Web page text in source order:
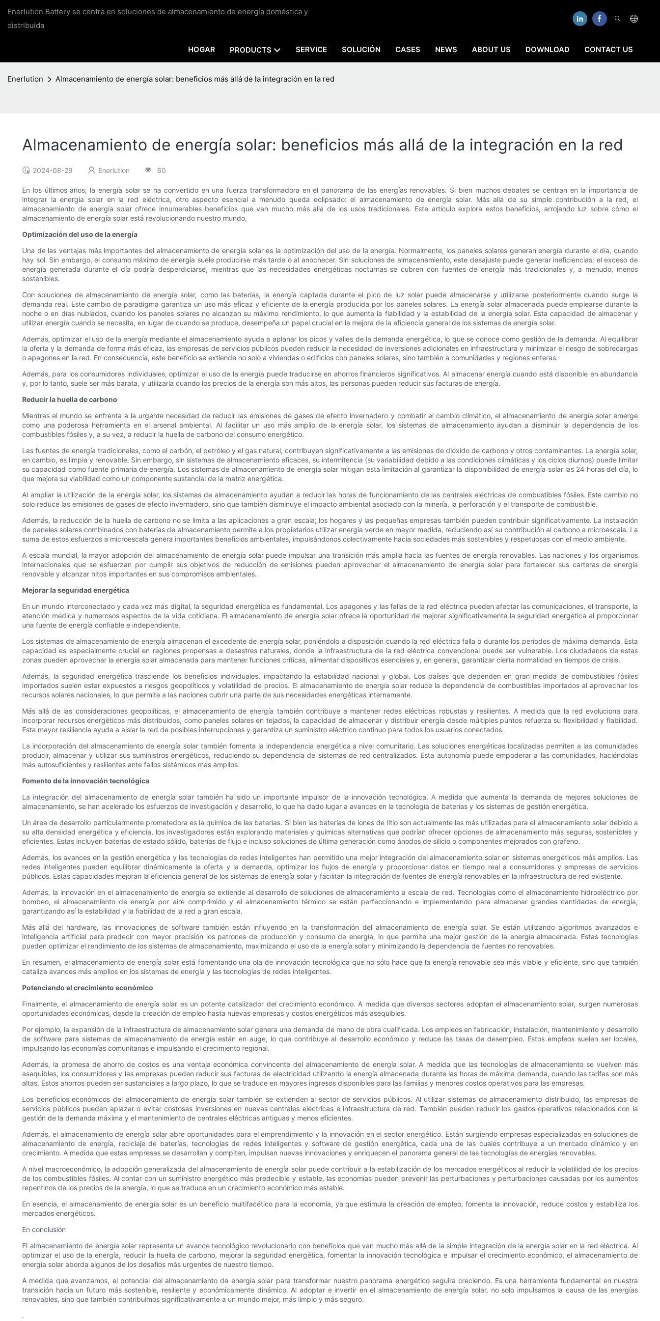
Enerlution Battery se centra en soluciones de almacenamiento de energía doméstica y
distribuida
HOGAR PRODUCTS SERVICE SOLUCIÓN CASES NEWS ABOUT US DOWNLOAD CONTACT US
Enerlution Almacenamiento de energía solar: beneficios más allá de la integración en la red
Almacenamiento de energía solar: beneficios más allá de la integración en la red
2024-08-29 Enerlution 60
En los últimos años, la energía solar se ha convertido en una fuerza transformadora en el panorama de las energías renovables. Si bien muchos debates se centran en la importancia de
integrar la energía solar en la red eléctrica, otro aspecto esencial a menudo queda eclipsado: el almacenamiento de energía solar. Más allá de su simple contribución a la red, el
almacenamiento de energía solar ofrece innumerables beneficios que van mucho más allá de los usos tradicionales. Este artículo explora estos beneficios, arrojando luz sobre cómo el
almacenamiento de energía solar está revolucionando nuestro mundo.
Optimización del uso de la energía
Una de las ventajas más importantes del almacenamiento de energía solar es la optimización del uso de la energía. Normalmente, los paneles solares generan energía durante el día, cuando
hay sol. Sin embargo, el consumo máximo de energía suele producirse más tarde o al anochecer. Sin soluciones de almacenamiento, este desajuste puede generar ineficiencias: el exceso de
energía generada durante el día podría desperdiciarse, mientras que las necesidades energéticas nocturnas se cubren con fuentes de energía más tradicionales y, a menudo, menos
sostenibles.
Con soluciones de almacenamiento de energía solar, como las baterías, la energía captada durante el pico de luz solar puede almacenarse y utilizarse posteriormente cuando surge la
demanda real. Este cambio de paradigma garantiza un uso más eficaz y eficiente de la energía producida por los paneles solares. La energía solar almacenada puede emplearse durante la
noche o en días nublados, cuando los paneles solares no alcanzan su máximo rendimiento, lo que aumenta la fiabilidad y la estabilidad de la energía solar. Esta capacidad de almacenar y
utilizar energía cuando se necesita, en lugar de cuando se produce, desempeña un papel crucial en la mejora de la eficiencia general de los sistemas de energía solar.
Además, optimizar el uso de la energía mediante el almacenamiento ayuda a aplanar los picos y valles de la demanda energética, lo que se conoce como gestión de la demanda. Al equilibrar
la oferta y la demanda de forma más eficaz, las empresas de servicios públicos pueden reducir la necesidad de inversiones adicionales en infraestructura y minimizar el riesgo de sobrecargas
o apagones en la red. En consecuencia, este beneficio se extiende no solo a viviendas o edificios con paneles solares, sino también a comunidades y regiones enteras.
Además, para los consumidores individuales, optimizar el uso de la energía puede traducirse en ahorros financieros significativos. Al almacenar energía cuando está disponible en abundancia
y, por lo tanto, suele ser más barata, y utilizarla cuando los precios de la energía son más altos, las personas pueden reducir sus facturas de energía.
Reducir la huella de carbono
Mientras el mundo se enfrenta a la urgente necesidad de reducir las emisiones de gases de efecto invernadero y combatir el cambio climático, el almacenamiento de energía solar emerge
como una poderosa herramienta en el arsenal ambiental. Al facilitar un uso más amplio de la energía solar, los sistemas de almacenamiento ayudan a disminuir la dependencia de los
combustibles fósiles y, a su vez, a reducir la huella de carbono del consumo energético.
Las fuentes de energía tradicionales, como el carbón, el petróleo y el gas natural, contribuyen significativamente a las emisiones de dióxido de carbono y otros contaminantes. La energía solar,
en cambio, es limpia y renovable. Sin embargo, sin sistemas de almacenamiento eficaces, su intermitencia (su variabilidad debido a las condiciones climáticas y los ciclos diurnos) puede limitar
su capacidad como fuente primaria de energía. Los sistemas de almacenamiento de energía solar mitigan esta limitación al garantizar la disponibilidad de energía solar las 24 horas del día, lo
que mejora su viabilidad como un componente sustancial de la matriz energética.
Al ampliar la utilización de la energía solar, los sistemas de almacenamiento ayudan a reducir las horas de funcionamiento de las centrales eléctricas de combustibles fósiles. Este cambio no
solo reduce las emisiones de gases de efecto invernadero, sino que también disminuye el impacto ambiental asociado con la minería, la perforación y el transporte de combustible.
Además, la reducción de la huella de carbono no se limita a las aplicaciones a gran escala; los hogares y las pequeñas empresas también pueden contribuir significativamente. La instalación
de paneles solares combinados con baterías de almacenamiento permite a los propietarios utilizar energía verde en mayor medida, reduciendo así su contribución al carbono a microescala. La
suma de estos esfuerzos a microescala genera importantes beneficios ambientales, impulsándonos colectivamente hacia sociedades más sostenibles y respetuosas con el medio ambiente.
A escala mundial, la mayor adopción del almacenamiento de energía solar puede impulsar una transición más amplia hacia las fuentes de energía renovables. Las naciones y los organismos
internacionales que se esfuerzan por cumplir sus objetivos de reducción de emisiones pueden aprovechar el almacenamiento de energía solar para fortalecer sus carteras de energía
renovable y alcanzar hitos importantes en sus compromisos ambientales.
Mejorar la seguridad energética
En un mundo interconectado y cada vez más digital, la seguridad energética es fundamental. Los apagones y las fallas de la red eléctrica pueden afectar las comunicaciones, el transporte, la
atención médica y numerosos aspectos de la vida cotidiana. El almacenamiento de energía solar ofrece la oportunidad de mejorar significativamente la seguridad energética al proporcionar
una fuente de energía confiable e independiente.
Los sistemas de almacenamiento de energía almacenan el excedente de energía solar, poniéndolo a disposición cuando la red eléctrica falla o durante los períodos de máxima demanda. Esta
capacidad es especialmente crucial en regiones propensas a desastres naturales, donde la infraestructura de la red eléctrica convencional puede ser vulnerable. Los ciudadanos de estas
zonas pueden aprovechar la energía solar almacenada para mantener funciones críticas, alimentar dispositivos esenciales y, en general, garantizar cierta normalidad en tiempos de crisis.
Además, la seguridad energética trasciende los beneficios individuales, impactando la estabilidad nacional y global. Los países que dependen en gran medida de combustibles fósiles
importados suelen estar expuestos a riesgos geopolíticos y volatilidad de precios. El almacenamiento de energía solar reduce la dependencia de combustibles importados al aprovechar los
recursos solares nacionales, lo que permite a las naciones cubrir una parte de sus necesidades energéticas internamente.
Más allá de las consideraciones geopolíticas, el almacenamiento de energía también contribuye a mantener redes eléctricas robustas y resilientes. A medida que la red evoluciona para
incorporar recursos energéticos más distribuidos, como paneles solares en tejados, la capacidad de almacenar y distribuir energía desde múltiples puntos refuerza su flexibilidad y fiabilidad.
Esta mayor resiliencia ayuda a aislar la red de posibles interrupciones y garantiza un suministro eléctrico continuo para todos los usuarios conectados.
La incorporación del almacenamiento de energía solar también fomenta la independencia energética a nivel comunitario. Las soluciones energéticas localizadas permiten a las comunidades
producir, almacenar y utilizar sus suministros energéticos, reduciendo su dependencia de sistemas de red centralizados. Esta autonomía puede empoderar a las comunidades, haciéndolas
más autosuficientes y resilientes ante fallos sistémicos más amplios.
Fomento de la innovación tecnológica
La integración del almacenamiento de energía solar también ha sido un importante impulsor de la innovación tecnológica. A medida que aumenta la demanda de mejores soluciones de
almacenamiento, se han acelerado los esfuerzos de investigación y desarrollo, lo que ha dado lugar a avances en la tecnología de baterías y los sistemas de gestión energética.
Un área de desarrollo particularmente prometedora es la química de las baterías. Si bien las baterías de iones de litio son actualmente las más utilizadas para el almacenamiento solar debido a
su alta densidad energética y eficiencia, los investigadores están explorando materiales y químicas alternativas que podrían ofrecer opciones de almacenamiento más seguras, sostenibles y
eficientes. Estas incluyen baterías de estado sólido, baterías de flujo e incluso soluciones de última generación como ánodos de silicio o componentes mejorados con grafeno.
Además, los avances en la gestión energética y las tecnologías de redes inteligentes han permitido una mejor integración del almacenamiento solar en sistemas energéticos más amplios. Las
redes inteligentes pueden equilibrar dinámicamente la oferta y la demanda, optimizar los flujos de energía y proporcionar datos en tiempo real a consumidores y empresas de servicios
públicos. Estas capacidades mejoran la eficiencia general de los sistemas de energía solar y facilitan la integración de fuentes de energía renovables en la infraestructura de red existente.
Además, la innovación en el almacenamiento de energía se extiende al desarrollo de soluciones de almacenamiento a escala de red. Tecnologías como el almacenamiento hidroeléctrico por
bombeo, el almacenamiento de energía por aire comprimido y el almacenamiento térmico se están perfeccionando e implementando para almacenar grandes cantidades de energía,
garantizando así la estabilidad y la fiabilidad de la red a gran escala.
Más allá del hardware, las innovaciones de software también están influyendo en la transformación del almacenamiento de energía solar. Se están utilizando algoritmos avanzados e
inteligencia artificial para predecir con mayor precisión los patrones de producción y consumo de energía, lo que permite una mejor gestión de la energía almacenada. Estas tecnologías
pueden optimizar el rendimiento de los sistemas de almacenamiento, maximizando el uso de la energía solar y minimizando la dependencia de fuentes no renovables.
En resumen, el almacenamiento de energía solar está fomentando una ola de innovación tecnológica que no sólo hace que la energía renovable sea más viable y eficiente, sino que también
cataliza avances más amplios en los sistemas de energía y las tecnologías de redes inteligentes.
Potenciando el crecimiento económico
Finalmente, el almacenamiento de energía solar es un potente catalizador del crecimiento económico. A medida que diversos sectores adoptan el almacenamiento solar, surgen numerosas
oportunidades económicas, desde la creación de empleo hasta nuevas empresas y costos energéticos más asequibles.
Por ejemplo, la expansión de la infraestructura de almacenamiento solar genera una demanda de mano de obra cualificada. Los empleos en fabricación, instalación, mantenimiento y desarrollo
de software para sistemas de almacenamiento de energía están en auge, lo que contribuye al desarrollo económico y reduce las tasas de desempleo. Estos empleos suelen ser locales,
impulsando las economías comunitarias e impulsando el crecimiento regional.
Además, la promesa de ahorro de costos es una ventaja económica convincente del almacenamiento de energía solar. A medida que las tecnologías de almacenamiento se vuelven más
asequibles, los consumidores y las empresas pueden reducir sus facturas de electricidad utilizando la energía almacenada durante las horas de máxima demanda, cuando las tarifas son más
altas. Estos ahorros pueden ser sustanciales a largo plazo, lo que se traduce en mayores ingresos disponibles para las familias y menores costos operativos para las empresas.
Los beneficios económicos del almacenamiento de energía solar también se extienden al sector de servicios públicos. Al utilizar sistemas de almacenamiento distribuido, las empresas de
servicios públicos pueden aplazar o evitar costosas inversiones en nuevas centrales eléctricas e infraestructura de red. También pueden reducir los gastos operativos relacionados con la
gestión de la demanda máxima y el mantenimiento de centrales eléctricas antiguas y menos eficientes.
Además, el almacenamiento de energía solar abre oportunidades para el emprendimiento y la innovación en el sector energético. Están surgiendo empresas especializadas en soluciones de
almacenamiento de energía, reciclaje de baterías, tecnologías de redes inteligentes y software de gestión energética, cada una de las cuales contribuye a un mercado dinámico y en
crecimiento. A medida que estas empresas se desarrollan y compiten, impulsan nuevas innovaciones y enriquecen el panorama general de las tecnologías de energías renovables.
A nivel macroeconómico, la adopción generalizada del almacenamiento de energía solar puede contribuir a la estabilización de los mercados energéticos al reducir la volatilidad de los precios
de los combustibles fósiles. Al contar con un suministro energético más predecible y estable, las economías pueden prevenir las perturbaciones y perturbaciones causadas por los aumentos
repentinos de los precios de la energía, lo que se traduce en un crecimiento económico más estable.
En esencia, el almacenamiento de energía solar es un beneficio multifacético para la economía, ya que estimula la creación de empleo, fomenta la innovación, reduce costos y estabiliza los
mercados energéticos.
En conclusión
El almacenamiento de energía solar representa un avance tecnológico revolucionario con beneficios que van mucho más allá de la simple integración de la energía solar en la red eléctrica. Al
optimizar el uso de la energía, reducir la huella de carbono, mejorar la seguridad energética, fomentar la innovación tecnológica e impulsar el crecimiento económico, el almacenamiento de
energía solar aborda algunos de los desafíos más urgentes de nuestro tiempo.
A medida que avanzamos, el potencial del almacenamiento de energía solar para transformar nuestro panorama energético seguirá creciendo. Es una herramienta fundamental en nuestra
transición hacia un futuro más sostenible, resiliente y económicamente dinámico. Al adoptar e invertir en el almacenamiento de energía solar, no solo impulsamos la causa de las energías
renovables, sino que también contribuimos significativamente a un mundo mejor, más limpio y más seguro.
.